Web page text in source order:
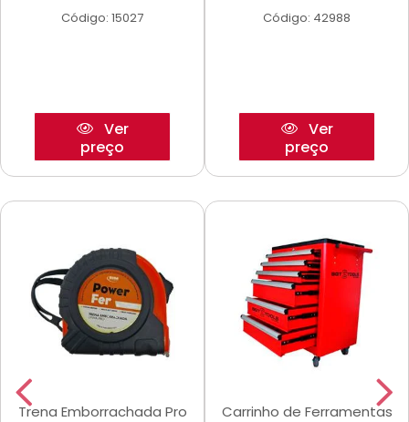
Código: 15027
Ver
preço
Código: 42988
Ver
preço
Trena Emborrachada Pro
Carrinho de Ferramentas